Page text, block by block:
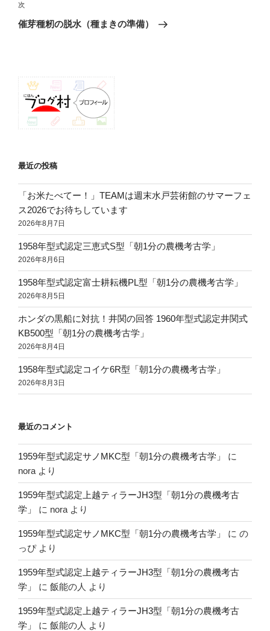
ー
シ
次
の
次
催芽種籾の脱水（種まきの準備）
最近の投稿
「お米たべてー！」TEAMは週末水戸芸術館のサマーフェ
ス2026でお待ちしています
2026年8月7日
1958年型式認定三恵式S型「朝1分の農機考古学」
2026年8月6日
1958年型式認定富士耕耘機PL型「朝1分の農機考古学」
2026年8月5日
ホンダの黒船に対抗！井関の回答 1960年型式認定井関式
KB500型「朝1分の農機考古学」
2026年8月4日
1958年型式認定コイケ6R型「朝1分の農機考古学」
2026年8月3日
最近のコメント
1959年型式認定サノMKC型「朝1分の農機考古学」
に
nora より
1959年型式認定上越ティラーJH3型「朝1分の農機考古
学」
に nora より
1959年型式認定サノMKC型「朝1分の農機考古学」 に の
っぴより
1959年型式認定上越ティラーJH3型「朝1分の農機考古
学」
に 飯能の人 より
1959年型式認定上越ティラーJH3型「朝1分の農機考古
学」
に 飯能の人 より